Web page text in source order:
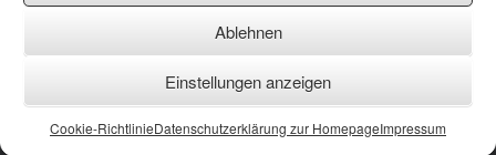
Ablehnen
Einstellungen anzeigen
Cookie-RichtlinieDatenschutzerklärung zur HomepageImpressum
Cookie-Richtlinie (EU)
Facebook
Instagram
YouTube